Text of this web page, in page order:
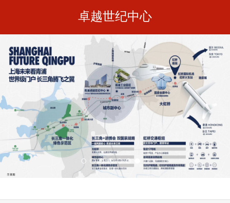
卓越世纪中心